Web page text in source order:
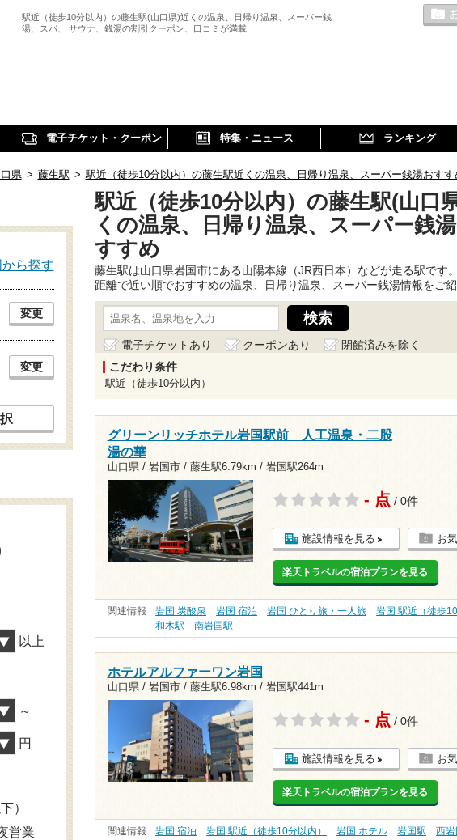
駅近（徒歩10分以内）の藤生駅(山口県)近くの温泉、日帰り温泉、スーパー銭
湯、スパ、 サウナ、銭湯の割引クーポン、口コミが満載
電子チケット・クーポン 特集・ニュース ランキング
県 > 藤生駅 > 駅近（徒歩10分以内）の藤生駅近くの温泉、日帰り温泉、スーパー銭湯おすす
駅近（徒歩10分以内）の藤生駅(山口
くの温泉、日帰り温泉、スーパー銭
すすめ
藤生駅は山口県岩国市にある山陽本線（JR西日本）などが走る駅です
距離で近い順でおすすめの温泉、日帰り温泉、スーパー銭湯情報をご紹
電子チケットあり クーポンあり
閉館済みを除く
こだわり条件
駅近（徒歩10分以内）
グリーンリッチホテル岩国駅前 人工温泉・二股
湯の華
山口県 / 岩国市 / 藤生駅6.79km / 岩国駅264m
- 点 / 0件
施設情報を見る お
楽天トラベルの宿泊プランを見る
関連情報 岩国 炭酸泉 岩国 宿泊 岩国 ひとり旅・一人旅 岩国 駅近（徒歩10
和木駅
南岩国駅
ホテルアルファーワン岩国
山口県 / 岩国市 / 藤生駅6.98km / 岩国駅441m
- 点 / 0件
施設情報を見る お
楽天トラベルの宿泊プランを見る
関連情報 岩国 宿泊 岩国 駅近（徒歩10分以内） 岩国 ホテル 岩国駅 西岩
ら探す
変更
変更
以上
～
円
）
営業